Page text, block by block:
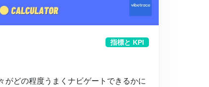
指標と KPI
がどの程度うまくナビゲートできるかに